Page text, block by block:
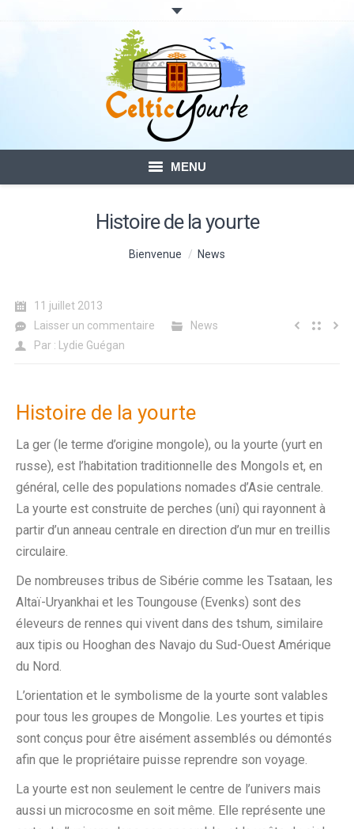
MENU
CONTACTS
Histoire de la yourte
Bienvenue News
11 juillet 2013
Laisser un commentaire
News
Par :
Lydie Guégan
Histoire de la yourte
La ger (le terme d’origine mongole), ou la yourte (yurt en
russe), est l’habitation traditionnelle des Mongols et, en
général, celle des populations nomades d’Asie centrale.
La yourte est construite de perches (uni) qui rayonnent à
partir d’un anneau centrale en direction d’un mur en treillis
circulaire.
De nombreuses tribus de Sibérie comme les Tsataan, les
Altaï-Uryankhai et les Toungouse (Evenks) sont des
éleveurs de rennes qui vivent dans des tshum, similaire
aux tipis ou Hooghan des Navajo du Sud-Ouest Amérique
du Nord.
L’orientation et le symbolisme de la yourte sont valables
pour tous les groupes de Mongolie. Les yourtes et tipis
sont conçus pour être aisément assemblés ou démontés
afin que le propriétaire puisse reprendre son voyage.
La yourte est non seulement le centre de l’univers mais
aussi un microcosme en soit même. Elle représente une